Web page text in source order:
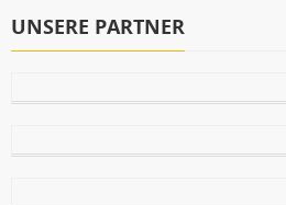
UNSERE PARTNER